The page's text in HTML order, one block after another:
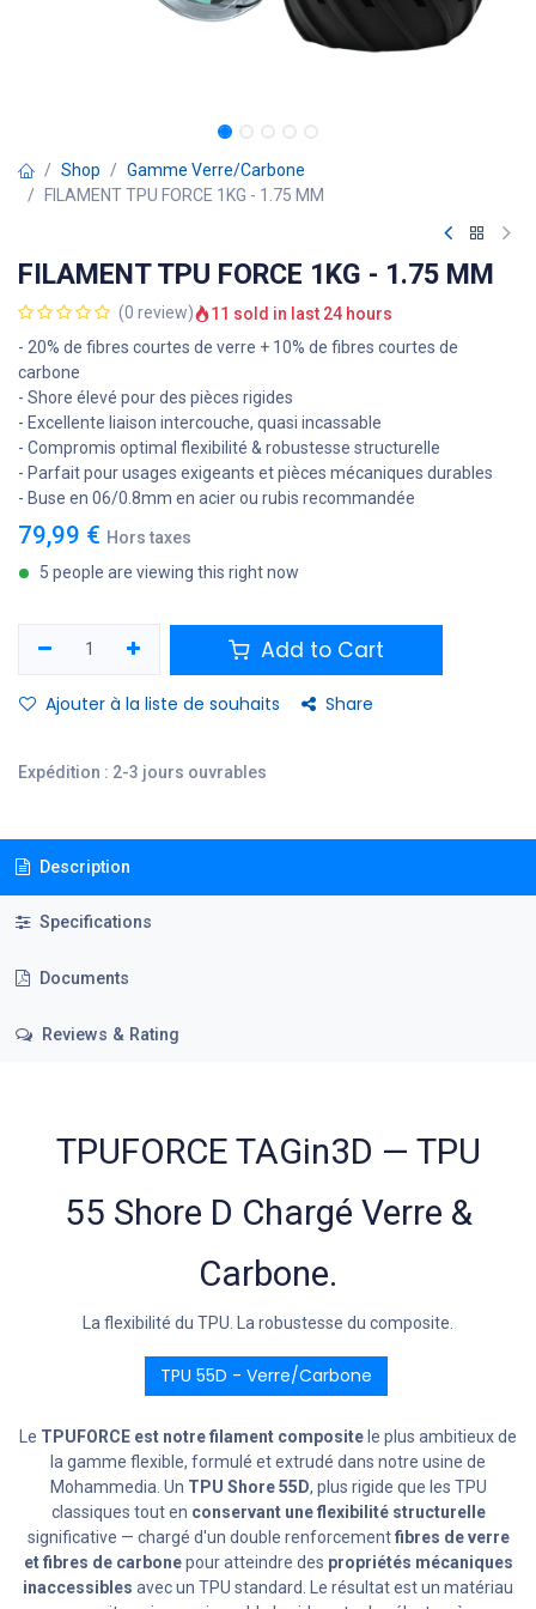
Shop
Gamme Verre/Carbone
FILAMENT TPU FORCE 1KG - 1.75 MM
FILAMENT TPU FORCE 1KG - 1.75 MM
(0 review)
11 sold in last 24 hours
- 20% de fibres courtes de verre + 10% de fibres courtes de
carbone
- Shore élevé pour des pièces rigides
- Excellente liaison intercouche, quasi incassable
- Compromis optimal flexibilité & robustesse structurelle
- Parfait pour usages exigeants et pièces mécaniques durables
- Buse en 06/0.8mm en acier ou rubis recommandée
79,99 € Hors taxes
5 people are viewing this right now
Add to Cart
Ajouter à la liste de souhaits Share
Expédition : 2-3 jours ouvrables
Description
Specifications
Documents
Reviews & Rating
TPUFORCE TAGin3D — TPU
55 Shore D Chargé Verre &
Carbone.
La flexibilité du TPU. La robustesse du composite.
TPU 55D - Verre/Carbone
Le TPUFORCE est notre filament composite le plus ambitieux de
la gamme flexible, formulé et extrudé dans notre usine de
Mohammedia. Un TPU Shore 55D, plus rigide que les TPU
classiques tout en conservant une flexibilité structurelle
significative — chargé d'un double renforcementfibres de verre
et fibres de carbonepour atteindre des propriétés mécaniques
inaccessibles avec un TPU standard. Le résultat est un matériau